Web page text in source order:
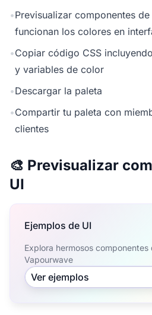
•Previsualizar componentes
funcionan los colores en
•Copiar código CSS
y variables de color
•Descargar la paleta
•Compartir tu paleta con
clientes
🎨 Previsualizar
UI
Ejemplos de UI
Explora hermosos
Vapourwave
Ver ejemplos